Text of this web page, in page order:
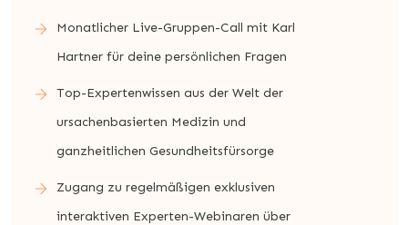
Monatlicher Live-Gruppen-Call mit Karl
Hartner für deine persönlichen Fragen
Top-Expertenwissen aus der Welt der
ursachenbasierten Medizin und
ganzheitlichen Gesundheitsfürsorge
Zugang zu regelmäßigen exklusiven
interaktiven Experten-Webinaren über